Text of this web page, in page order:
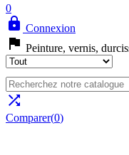
0
 Connexion
 Peinture, vernis,

Comparer(0)